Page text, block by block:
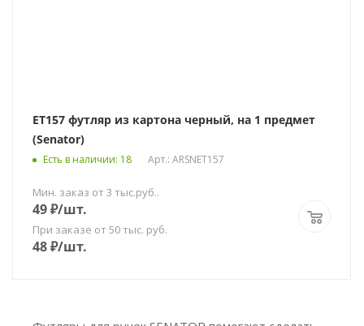
ET157 футляр из картона черный, на 1 предмет
(Senator)
Есть в наличии: 18 Арт.: ARSNЕТ157
Мин. заказ от 3 тыс.руб..
49₽/шт.
При заказе от 50 тыс. руб.
48₽/шт.